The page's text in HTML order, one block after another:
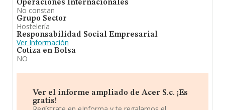
Operaciones Internacionales
No constan
Grupo Sector
Hostelería
Responsabilidad Social Empresarial
Ver Información
Cotiza en Bolsa
NO
Ver el informe ampliado de Acer S.c. ¡Es
gratis!